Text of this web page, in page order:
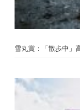
雪丸賞：「散歩中」